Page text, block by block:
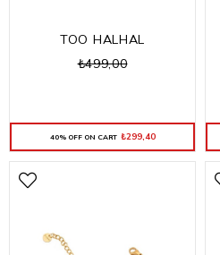
TOO HALHAL
₺499,00
40% OFF ON CART ₺299,40